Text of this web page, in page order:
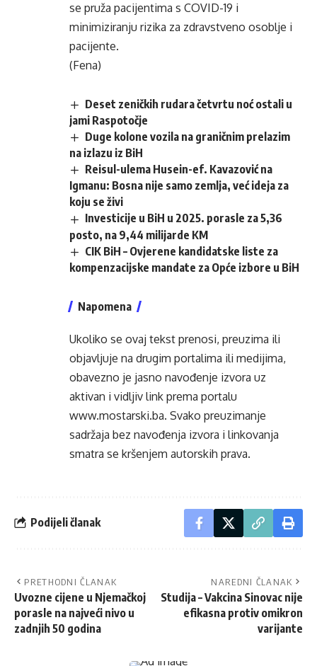
se pruža pacijentima s COVID-19 i
minimiziranju rizika za zdravstveno osoblje i
pacijente.
(Fena)
Deset zeničkih rudara četvrtu noć ostali u
jami Raspotočje
Duge kolone vozila na graničnim prelazim
na izlazu iz BiH
Reisul-ulema Husein-ef. Kavazović na
Igmanu: Bosna nije samo zemlja, već ideja za
koju se živi
Investicije u BiH u 2025. porasle za 5,36
posto, na 9,44 milijarde KM
CIK BiH – Ovjerene kandidatske liste za
kompenzacijske mandate za Opće izbore u BiH
Napomena
Ukoliko se ovaj tekst prenosi, preuzima ili
objavljuje na drugim portalima ili medijima,
obavezno je jasno navođenje izvora uz
aktivan i vidljiv link prema portalu
www.mostarski.ba. Svako preuzimanje
sadržaja bez navođenja izvora i linkovanja
smatra se kršenjem autorskih prava.
Podijeli članak
PRETHODNI ČLANAK
Uvozne cijene u Njemačkoj
porasle na najveći nivo u
zadnjih 50 godina
NAREDNI ČLANAK
Studija – Vakcina Sinovac nije
efikasna protiv omikron
varijante